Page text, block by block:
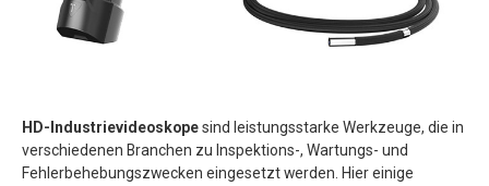
HD-Industrievideoskopesind leistungsstarke Werkzeuge, die in
verschiedenen Branchen zu Inspektions-, Wartungs- und
Fehlerbehebungszwecken eingesetzt werden. Hier einige